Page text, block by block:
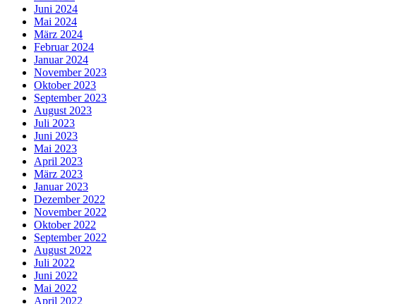
Juni 2024
Mai 2024
März 2024
Februar 2024
Januar 2024
November 2023
Oktober 2023
September 2023
August 2023
Juli 2023
Juni 2023
Mai 2023
April 2023
März 2023
Januar 2023
Dezember 2022
November 2022
Oktober 2022
September 2022
August 2022
Juli 2022
Juni 2022
Mai 2022
April 2022